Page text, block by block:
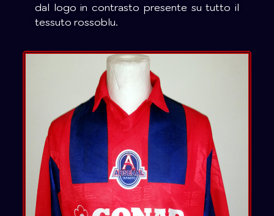
dal logo in contrasto presente su tutto il
tessuto rossoblu.